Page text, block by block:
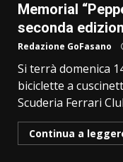
Memorial
seconda
Redazione GoFasano
Si terrà domenica
biciclette a
Scuderia Ferrari
Continua a